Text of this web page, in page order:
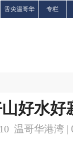
舌尖温哥华 专栏
好水好
温哥华港湾 |